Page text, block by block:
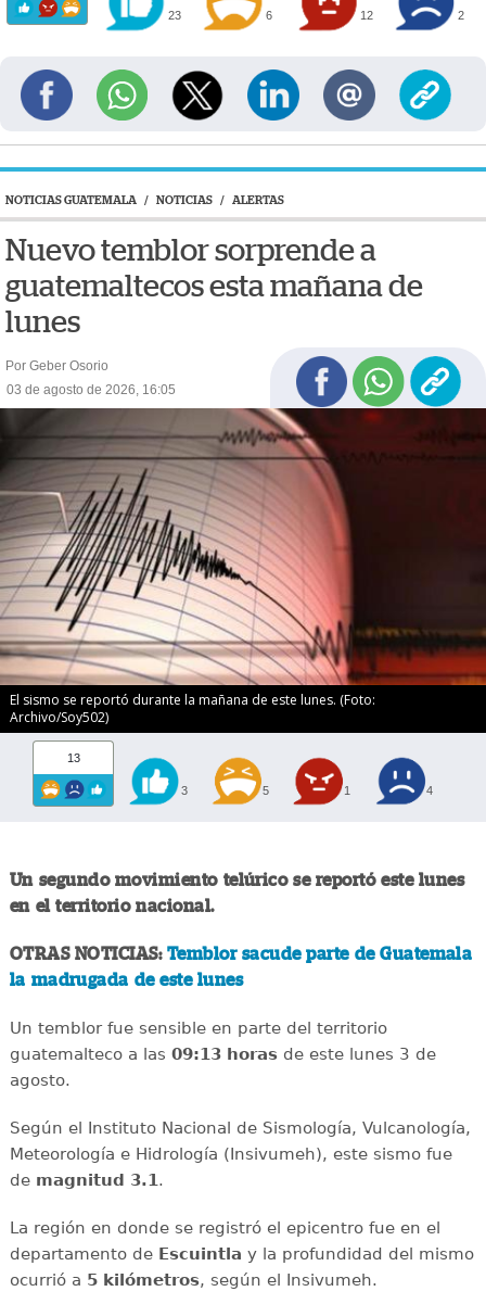
23 6 12 2
NOTICIAS GUATEMALA / NOTICIAS / ALERTAS
Nuevo temblor sorprende a
guatemaltecos esta mañana de
lunes
Por Geber Osorio
03 de agosto de 2026, 16:05
El sismo se reportó durante la mañana de este lunes. (Foto:
Archivo/Soy502)
13
3 5 1 4
Un segundo movimiento telúrico se reportó este lunes
en el territorio nacional.
OTRAS NOTICIAS: Temblor sacude parte de Guatemala
la madrugada de este lunes
Un temblor fue sensible en parte del territorio
guatemalteco a las 09:13 horasde este lunes 3 de
agosto.
Según el Instituto Nacional de Sismología, Vulcanología,
Meteorología e Hidrología (Insivumeh), este sismo fue
de magnitud 3.1.
La región en donde se registró el epicentro fue en el
departamento de Escuintla y la profundidad del mismo
ocurrió a 5 kilómetros, según el Insivumeh.